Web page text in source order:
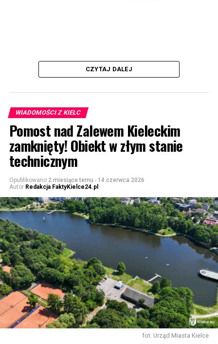
CZYTAJ DALEJ
WIADOMOŚCI Z KIELC
Pomost nad Zalewem Kieleckim
zamknięty! Obiekt w złym stanie
technicznym
Opublikowano 2 miesiące temu - 14 czerwca 2026
Autor Redakcja FaktyKielce24.pl
fot. Urząd Miasta Kielce